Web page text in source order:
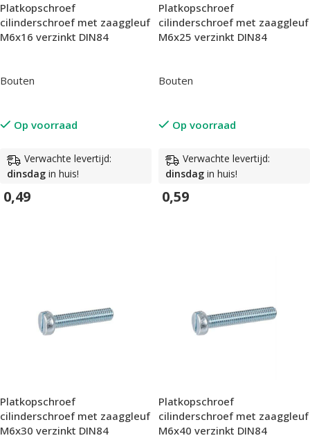
Platkopschroef
cilinderschroef met zaaggleuf
M6x16 verzinkt DIN84
Bouten
Op voorraad
Verwachte levertijd:
dinsdag in huis!
0,49
Platkopschroef
cilinderschroef met zaaggleuf
M6x25 verzinkt DIN84
Bouten
Op voorraad
Verwachte levertijd:
dinsdag in huis!
0,59
Platkopschroef
cilinderschroef met zaaggleuf
M6x30 verzinkt DIN84
Platkopschroef
cilinderschroef met zaaggleuf
M6x40 verzinkt DIN84